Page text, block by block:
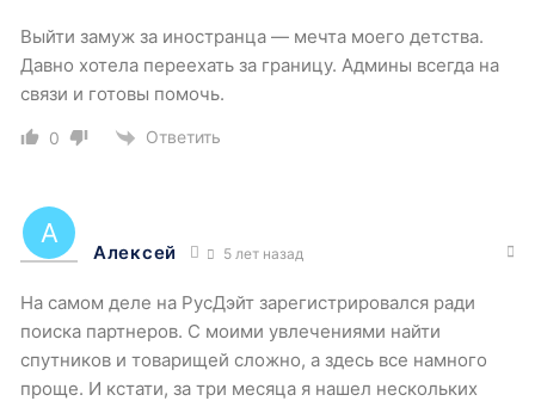
Выйти замуж за иностранца — мечта моего детства.
Давно хотела переехать за границу. Админы всегда на
связи и готовы помочь.
0 Ответить
Алексей 5 лет назад
На самом деле на РусДэйт зарегистрировался ради
поиска партнеров. С моими увлечениями найти
спутников и товарищей сложно, а здесь все намного
проще. И кстати, за три месяца я нашел нескольких